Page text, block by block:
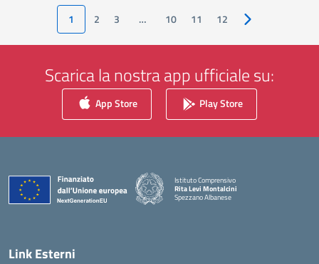
1 2 3 … 10 11 12 Pagina
Scarica la nostra app ufficiale su:
App Store Play Store
Istituto Comprensivo
Rita Levi Montalcini
Spezzano Albanese
— Visita la pagina iniziale della scuola
Link Esterni